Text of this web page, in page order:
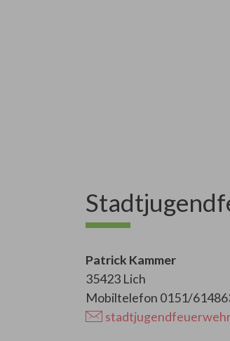
Patrick Kammer
35423 Lich
Mobiltelefon 0151/